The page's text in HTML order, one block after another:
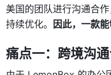
美国的团队进行沟通合
持续优化。 因此，一款
痛点一：跨境沟